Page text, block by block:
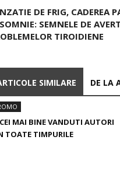
DE FRIG, CADEREA
SEMNELE DE
TIROIDIENE
SIMILARE DE LA
MAI BINE VANDUTI AUTORI
TOATE TIMPURILE